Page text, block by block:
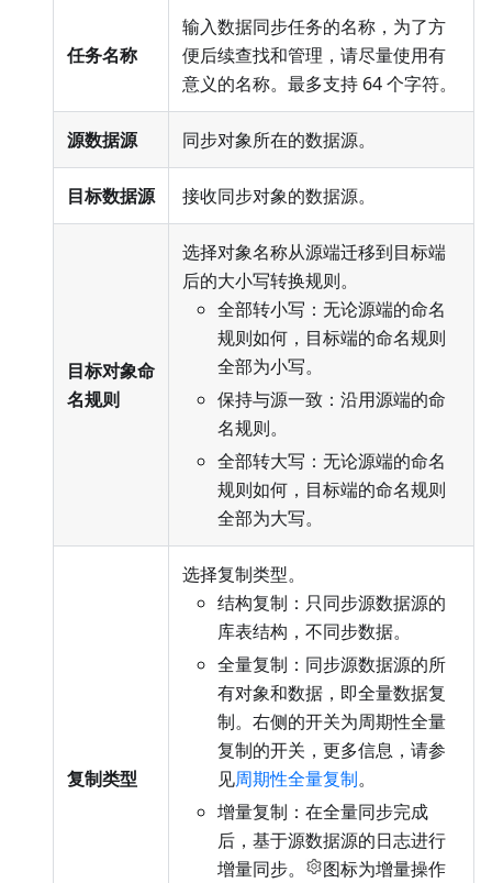
任务名称
输入数据同步任务的名称，为了方
便后续查找和管理，请尽量使用有
意义的名称。最多支持 64 个字符。
源数据源 同步对象所在的数据源。
目标数据源 接收同步对象的数据源。
目标对象命
名规则
选择对象名称从源端迁移到目标端
后的大小写转换规则。
全部转小写：无论源端的命名
规则如何，目标端的命名规则
全部为小写。
保持与源一致：沿用源端的命
名规则。
全部转大写：无论源端的命名
规则如何，目标端的命名规则
全部为大写。
复制类型
选择复制类型。
结构复制：只同步源数据源的
库表结构，不同步数据。
全量复制：同步源数据源的所
有对象和数据，即全量数据复
制。右侧的开关为周期性全量
复制的开关，更多信息，请参
见周期性全量复制。
增量复制：在全量同步完成
后，基于源数据源的日志进行
增量同步。
图标为增量操作